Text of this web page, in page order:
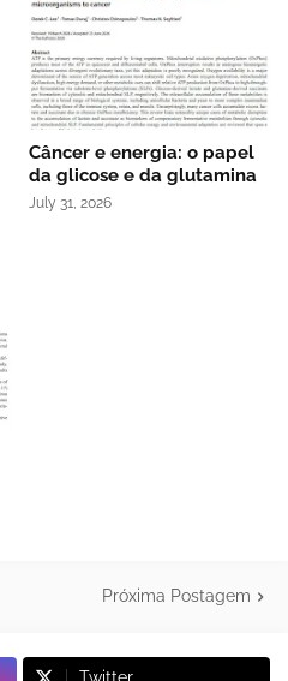
Câncer e energia: o papel
da glicose e da glutamina
July 31, 2026
Próxima Postagem